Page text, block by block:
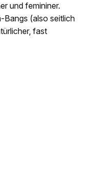
und femininer.
Bangs (also seitlich
fast